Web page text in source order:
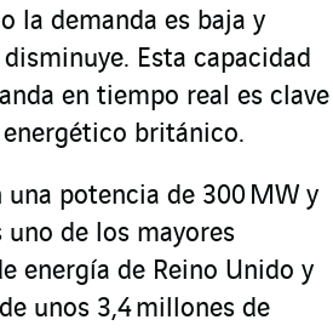
la demanda es baja y
Esta capacidad
en tiempo real es clave
británico.
una potencia de 300 MW y
uno de los mayores
energía de Reino Unido y
unos 3,4 millones de